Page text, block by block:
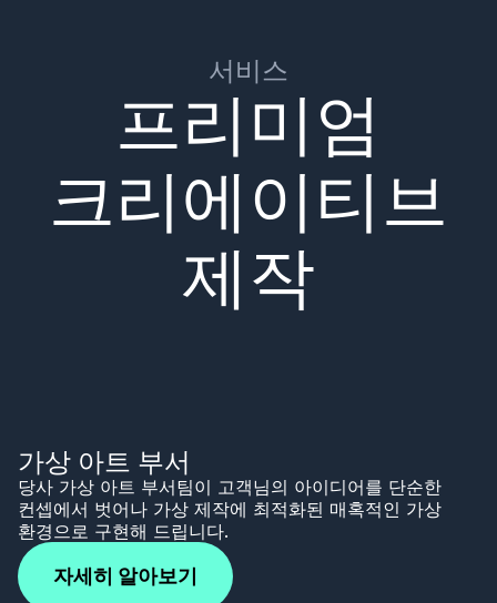
서비스
프리미엄
크리에이티브
제작
가상 아트 부서
당사 가상 아트 부서팀이 고객님의 아이디어를 단순한
컨셉에서 벗어나 가상 제작에 최적화된 매혹적인 가상
환경으로 구현해 드립니다.
자세히 알아보기